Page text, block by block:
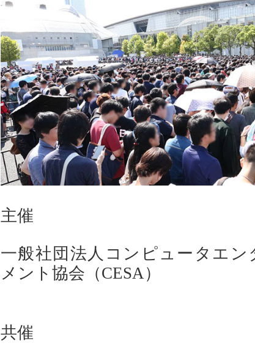
主催
一般社団法人コンピュータエン
メント協会（CESA）
共催